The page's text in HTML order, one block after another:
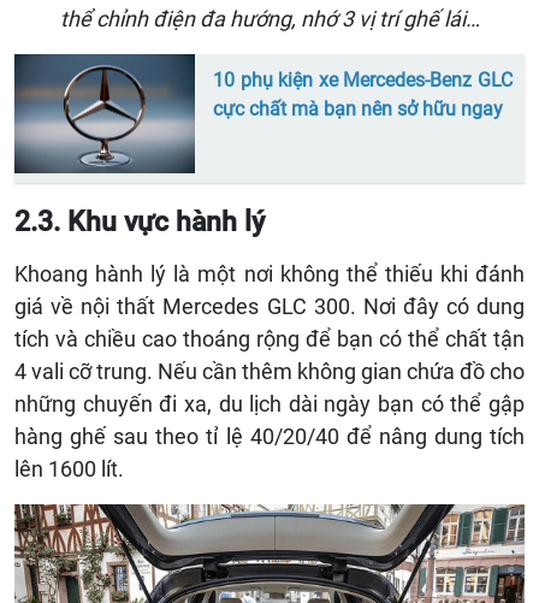
thể chỉnh điện đa hướng, nhớ 3 vị trí ghế lái…
10 phụ kiện xe Mercedes-Benz GLC
cực chất mà bạn nên sở hữu ngay
2.3. Khu vực hành lý
Khoang hành lý là một nơi không thể thiếu khi đánh
giá về nội thất Mercedes GLC 300. Nơi đây có dung
tích và chiều cao thoáng rộng để bạn có thể chất tận
4 vali cỡ trung. Nếu cần thêm không gian chứa đồ cho
những chuyến đi xa, du lịch dài ngày bạn có thể gập
hàng ghế sau theo tỉ lệ 40/20/40 để nâng dung tích
lên 1600 lít.